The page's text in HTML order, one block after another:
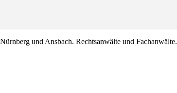
und Ansbach. Rechtsanwälte und Fachanwälte.